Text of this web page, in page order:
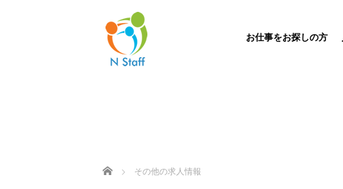
お仕事をお探しの方
ホーム その他の求人情報